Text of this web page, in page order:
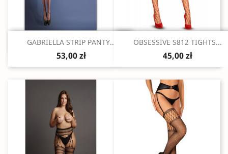
Szybki podgląd
GABRIELLA STRIP PANTY...
53,00 zł
Szybki podgląd
OBSESSIVE S812 TIGHTS...
45,00 zł